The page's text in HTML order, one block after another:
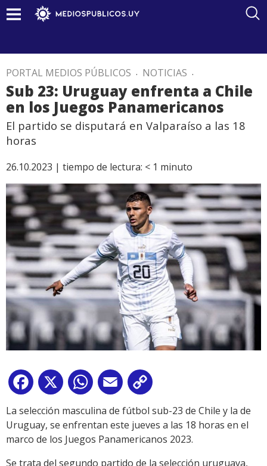
PORTAL MEDIOS PÚBLICOS . NOTICIAS .
Sub 23: Uruguay enfrenta a Chile
en los Juegos Panamericanos
El partido se disputará en Valparaíso a las 18
horas
26.10.2023 | tiempo de lectura: < 1 minuto
Facebook
X WhatsApp
Email
Link
La selección masculina de fútbol sub-23 de Chile y la de
Uruguay, se enfrentan este jueves a las 18 horas en el
marco de los Juegos Panamericanos 2023.
Se trata del segundo partido de la selección uruguaya,